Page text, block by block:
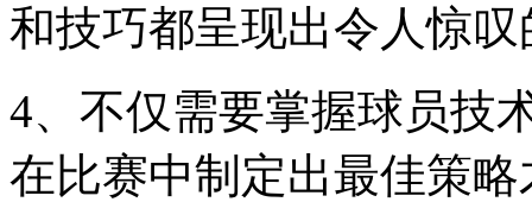
和技巧都呈现出令人惊
4、不仅需要掌握球员技
在比赛中制定出最佳策